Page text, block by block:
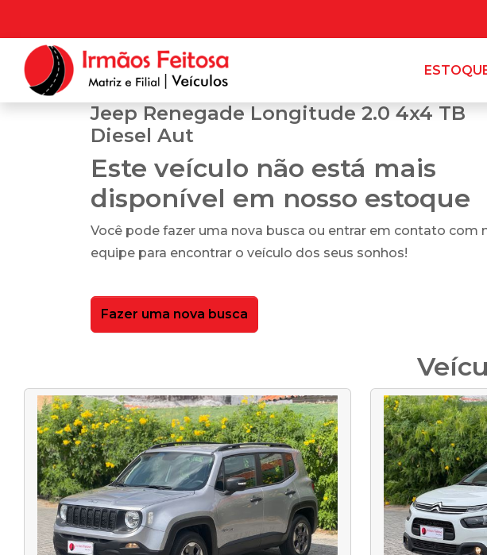
Jeep Renegade Longitude 2.0 4x4 TB
Diesel Aut
Este veículo não está mais
disponível em nosso estoque
Você pode fazer uma nova busca ou entrar em contato com
equipe para encontrar o veículo dos seus sonhos!
Fazer uma nova busca